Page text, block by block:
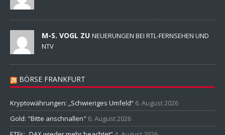
M-S. VOGL ZU NEUERUNGEN BEI RTL-FERNSEHEN UND
NTV
BÖRSE FRANKFURT
Kryptowährungen: „Schwieriges Umfeld“ 6. August 2026
Gold: "Bitte anschnallen" 6. August 2026